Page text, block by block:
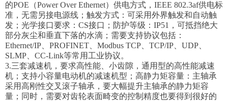
的POE（Power Over Ethernet）供电方式，IEEE 802.3af供电标
准，无需另接电源线；触发方式：可采用外界触发和自动触
发；光学接口要求：CS接口；防护等级：IP51，可抵挡绝大
部分灰尘和垂直下落的水滴；需要支持协议包括：
Ethernet/IP、PROFINET、Modbus TCP、TCP/IP、UDP、
SLMP、CC-Link等常用工业协议。
3.三套减速机，要求高性能、小齿隙，通用型的高性能减速
机；支持小容量电动机的减速机型；高静力矩容量：主轴承
采用高刚性交叉滚子轴承，要大幅提升主轴承的静力矩容
量；同时，需要对齿轮表面畸变的控制精度也要得到很好的